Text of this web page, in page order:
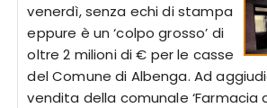
venerdì, senza echi di stampa
eppure è un ‘colpo grosso’ di
oltre 2 milioni di € per le casse
del Comune di Albenga. Ad
vendita della comunale ‘Farmacia